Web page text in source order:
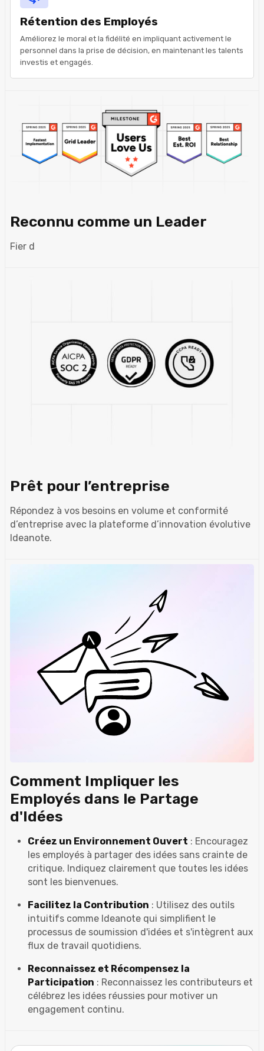
Rétention des Employés
Améliorez le moral et la fidélité en impliquant activement le
personnel dans la prise de décision, en maintenant les talents
investis et engagés.
Reconnu comme un Leader
Fier d
Prêt pour l’entreprise
Répondez à vos besoins en volume et conformité
d’entreprise avec la plateforme d’innovation évolutive
Ideanote.
Comment Impliquer les
Employés dans le Partage
d'Idées
Créez un Environnement Ouvert : Encouragez
les employés à partager des idées sans crainte de
critique. Indiquez clairement que toutes les idées
sont les bienvenues.
Facilitez la Contribution : Utilisez des outils
intuitifs comme Ideanote qui simplifient le
processus de soumission d'idées et s'intègrent aux
flux de travail quotidiens.
Reconnaissez et Récompensez la
Participation : Reconnaissez les contributeurs et
célébrez les idées réussies pour motiver un
engagement continu.